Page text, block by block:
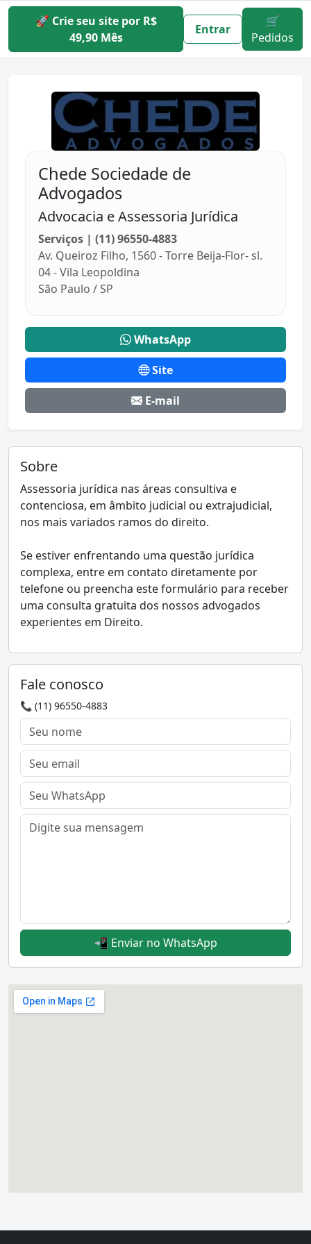
🚀 Crie seu site por R$
49,90 Mês
Entrar
🛒
Pedidos
Chede Sociedade de
Advogados
Advocacia e Assessoria Jurídica
Serviços | (11) 96550-4883
Av. Queiroz Filho, 1560 - Torre Beija-Flor- sl.
04 - Vila Leopoldina
São Paulo / SP
WhatsApp
Site
E-mail
Sobre
Assessoria jurídica nas áreas consultiva e
contenciosa, em âmbito judicial ou extrajudicial,
nos mais variados ramos do direito.
Se estiver enfrentando uma questão jurídica
complexa, entre em contato diretamente por
telefone ou preencha este formulário para receber
uma consulta gratuita dos nossos advogados
experientes em Direito.
Fale conosco
📞 (11) 96550-4883
📲 Enviar no WhatsApp